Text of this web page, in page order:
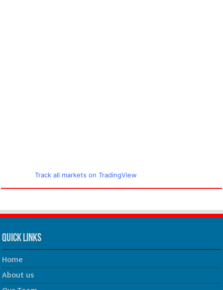
Track all markets on TradingView
Quick Links
Home
About us